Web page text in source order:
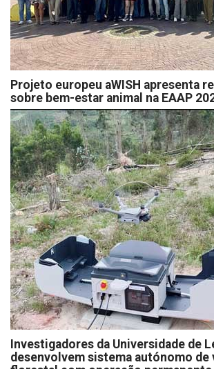
Projeto europeu aWISH apresenta
sobre bem-estar animal na EAAP
Investigadores da Universidade de
desenvolvem sistema autónomo de